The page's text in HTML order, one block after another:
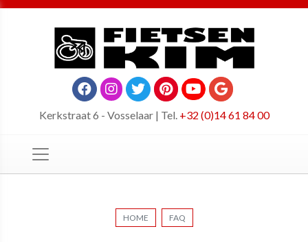
Kerkstraat 6 - Vosselaar | Tel. +32 (0)14 61 84 00
HOME FAQ